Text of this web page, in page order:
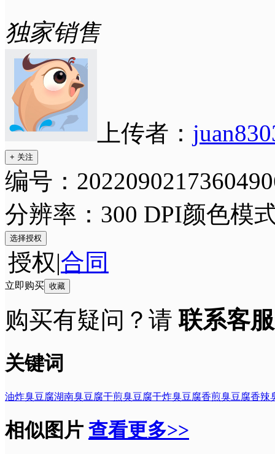
独家销售
上传者：
+ 关注
编号：
分辨率：300 DPI颜色模
选择授权
授权|合同
立即购买 收藏
购买有疑问？请联系客服
关键词
油炸臭豆腐湖南臭豆腐干煎臭豆腐干炸臭豆腐香煎臭豆腐香辣
相似图片 查看更多>>